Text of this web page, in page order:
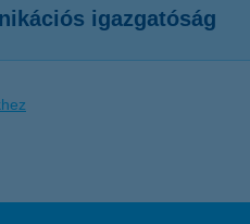
igazgatóság